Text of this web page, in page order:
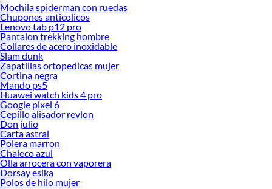
Mochila spiderman con ruedas
Chupones anticolicos
Lenovo tab p12 pro
Pantalon trekking hombre
Collares de acero inoxidable
Slam dunk
Zapatillas ortopedicas mujer
Cortina negra
Mando ps5
Huawei watch kids 4 pro
Google pixel 6
Cepillo alisador revlon
Don julio
Carta astral
Polera marron
Chaleco azul
Olla arrocera con vaporera
Dorsay esika
Polos de hilo mujer